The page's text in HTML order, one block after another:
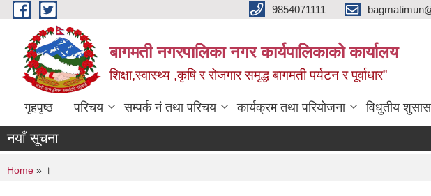
Skip to main content 9854071111
बागमती नगरपालिका नगर कार्यपालिकाको कार्यालय
शिक्षा,स्वास्थ्य ,कृषि र रोजगार समृद्ध बागमती पर्यटन र पूर्वाधार”
गृहपृष्ठ परिचय सम्पर्क नं तथा परिचय कार्यक्रम तथा परियोजना विधुतीय
नयाँ सूचना
You are here
Home » ।